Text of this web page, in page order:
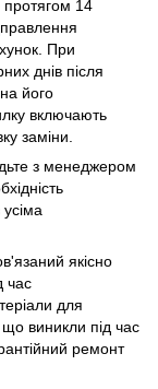
протягом 14
При
днів після
його
включають
заміни.
з менеджером
усіма
якісно
час
для
виникли під час
ремонт